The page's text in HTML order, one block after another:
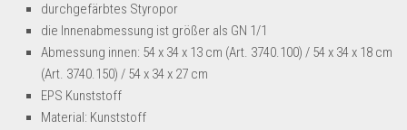
eBay Restposten kaufen
Sonderposten-Angebote
Saison & Eventprodkte
Dropshipping-Produkte
durchgefärbtes Styropor
die Innenabmessung ist größer als GN 1/1
Abmessung innen: 54 x 34 x 13 cm (Art. 3740.100) / 54 x 34 x 18 cm
(Art. 3740.150) / 54 x 34 x 27 cm
EPS Kunststoff
Material: Kunststoff